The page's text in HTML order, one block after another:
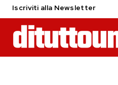
Iscriviti alla Newsletter